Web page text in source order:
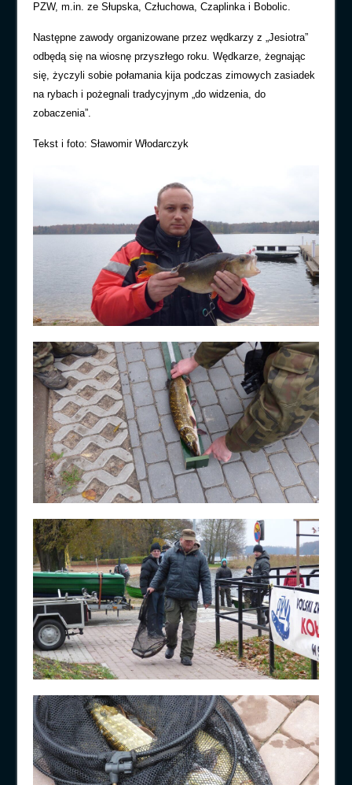
PZW, m.in. ze Słupska, Człuchowa, Czaplinka i Bobolic.
Następne zawody organizowane przez wędkarzy z „Jesiotra”
odbędą się na wiosnę przyszłego roku. Wędkarze, żegnając
się, życzyli sobie połamania kija podczas zimowych zasiadek
na rybach i pożegnali tradycyjnym „do widzenia, do
zobaczenia”.
Tekst i foto: Sławomir Włodarczyk